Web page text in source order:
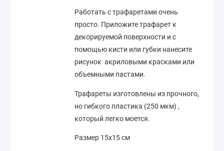
Работать с трафаретами очень
просто. Приложите трафарет к
декорируемой поверхности и с
помощью кисти или губки нанесите
рисунок акриловыми красками или
объемными пастами.
Трафареты изготовлены из прочного,
но гибкого пластика (250 мкм) ,
который легко моется.
Размер 15х15 см